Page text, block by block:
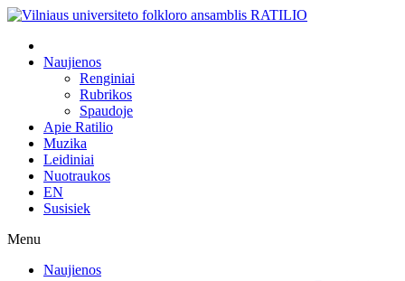
Naujienos
Renginiai
Rubrikos
Spaudoje
Apie Ratilio
Muzika
Leidiniai
Nuotraukos
EN
Susisiek
Menu
Naujienos